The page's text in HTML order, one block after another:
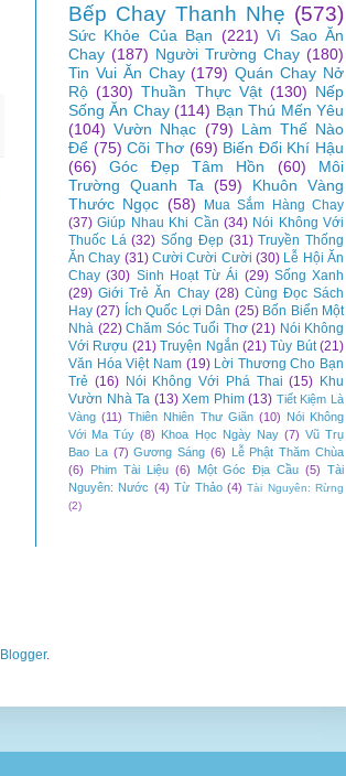
Bếp Chay Thanh Nhẹ (573)
Sức Khỏe Của Bạn (221) Vì Sao Ăn
Chay (187) Người Trường Chay (180)
Tin Vui Ăn Chay (179) Quán Chay Nở
Rộ (130) Thuần Thực Vật (130) Nếp
Sống Ăn Chay (114) Bạn Thú Mến Yêu
(104) Vườn Nhạc (79) Làm Thế Nào
Để (75) Cõi Thơ (69) Biến Đổi Khí Hậu
(66)
Góc Đẹp Tâm Hồn (60)
Môi
Trường Quanh Ta
(59)
Khuôn Vàng
Thước Ngọc (58)
Mua Sắm Hàng Chay
(37) Giúp Nhau Khi Cần (34) Nói Không Với
Thuốc Lá (32) Sống Đẹp (31) Truyền Thống
Ăn Chay (31) Cười Cười Cười (30) Lễ Hội Ăn
Chay (30) Sinh Hoạt Từ Ái (29) Sống Xanh
(29) Giới Trẻ Ăn Chay (28) Cùng Đọc Sách
Hay (27) Ích Quốc Lợi Dân (25) Bốn Biển Một
Nhà (22) Chăm Sóc Tuổi Thơ (21) Nói Không
Với Rượu (21) Truyện Ngắn (21) Tùy Bút (21)
Văn Hóa Việt Nam (19) Lời Thương Cho Bạn
Trẻ (16) Nói Không Với Phá Thai (15) Khu
Vườn Nhà Ta (13) Xem Phim (13) Tiết Kiệm Là
Vàng (11) Thiên Nhiên Thư Giãn (10) Nói Không
Với Ma Túy (8) Khoa Học Ngày Nay (7) Vũ Trụ
Bao La (7) Gương Sáng (6) Lễ Phật Thăm Chùa
(6)
Phim Tài Liệu (6) Một Góc Địa Cầu (5) Tài
Nguyên: Nước (4) Từ Thảo (4) Tài Nguyên: Rừng
(2)
Blogger.